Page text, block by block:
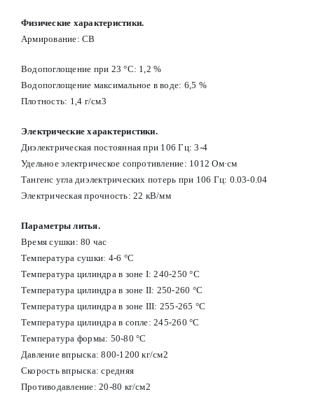
Физические характеристики.
Армирование: СВ
Водопоглощение при 23 °С: 1,2 %
Водопоглощение максимальное в воде: 6,5 %
Плотность: 1,4 г/см3
Электрические характеристики.
Диэлектрическая постоянная при 106 Гц: 3-4
Удельное электрическое сопротивление: 1012 Ом·см
Тангенс угла диэлектрических потерь при 106 Гц: 0.03-0.04
Электрическая прочность: 22 кВ/мм
Параметры литья.
Время сушки: 80 час
Температура сушки: 4-6 °С
Температура цилиндра в зоне I: 240-250 °С
Температура цилиндра в зоне II: 250-260 °С
Температура цилиндра в зоне III: 255-265 °С
Температура цилиндра в сопле: 245-260 °С
Температура формы: 50-80 °С
Давление впрыска: 800-1200 кг/см2
Скорость впрыска: средняя
Противодавление: 20-80 кг/см2